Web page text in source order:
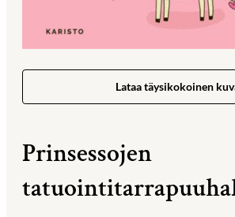
Lataa täysikokoinen
Prinsessojen